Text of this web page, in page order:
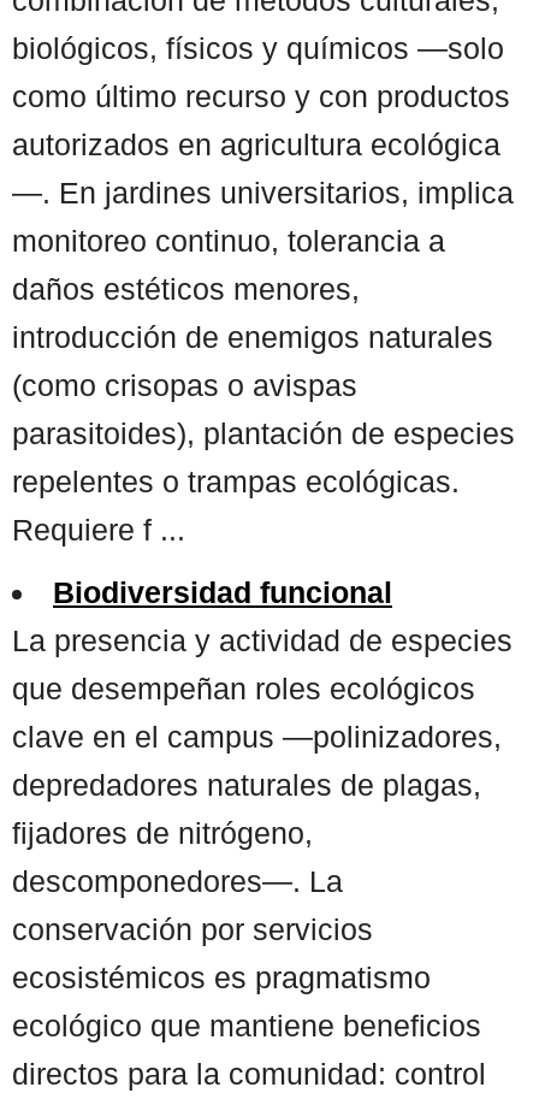
biológicos, físicos y químicos —solo
como último recurso y con productos
autorizados en agricultura ecológica
—. En jardines universitarios, implica
monitoreo continuo, tolerancia a
daños estéticos menores,
introducción de enemigos naturales
(como crisopas o avispas
parasitoides), plantación de especies
repelentes o trampas ecológicas.
Requiere f ...
Biodiversidad funcional
La presencia y actividad de especies
que desempeñan roles ecológicos
clave en el campus —polinizadores,
depredadores naturales de plagas,
fijadores de nitrógeno,
descomponedores—. La
conservación por servicios
ecosistémicos es pragmatismo
ecológico que mantiene beneficios
directos para la comunidad: control